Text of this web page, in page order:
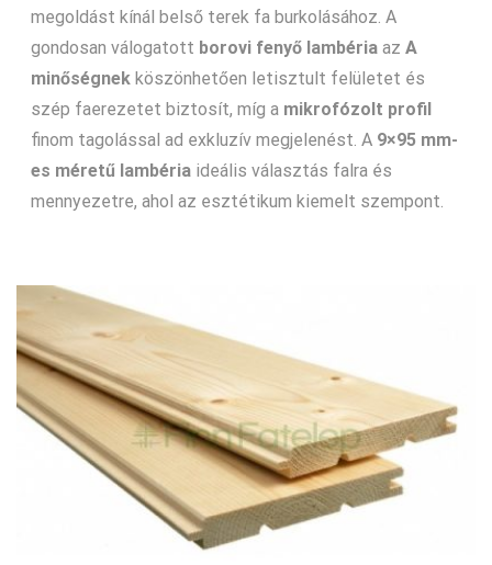
megoldást kínál belső terek fa burkolásához. A
gondosan válogatott borovi fenyő lambéria az A
minőségnek köszönhetően letisztult felületet és
szép faerezetet biztosít, míg a mikrofózolt profil
finom tagolással ad exkluzív megjelenést. A 9×95 mm-
es méretű lambéria ideális választás falra és
mennyezetre, ahol az esztétikum kiemelt szempont.